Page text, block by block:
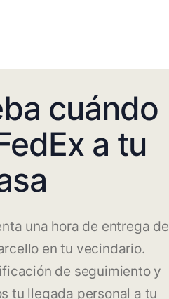
cuándo
a tu
una hora de entrega de
en tu vecindario.
de seguimiento y
tu llegada personal a tu